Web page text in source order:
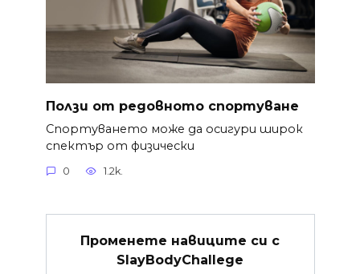
Ползи от редовното спортуване
Спортуването може да осигури широк
спектър от физически
0 1.2k.
Променете навиците си с
SlayBodyChallege